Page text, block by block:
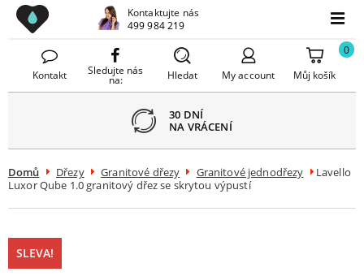
Drezy CZ
Kontaktujte nás
499 984 219
Kontakt Sledujte nás
na: Hledat My account Můj košík
0
30 DNÍ
NA VRÁCENÍ
Domů Dřezy Granitové dřezy Granitové jednodřezy
Lavello
Luxor Qube 1.0 granitový dřez se skrytou výpustí
SLEVA!